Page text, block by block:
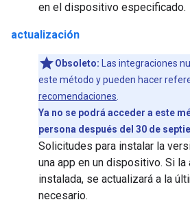
en el dispositivo especificado.
actualización
Obsoleto: Las integraciones
este método y pueden hacer
recomendaciones
Ya no se podrá acceder a este
persona después del 30 de
Solicitudes para instalar la
una app en un dispositivo. Si
instalada, se actualizará a la
necesario.